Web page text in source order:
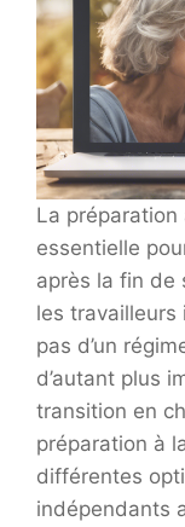
La
essentielle
après la fin de
les
pas d’un
d’autant plus
transition en
préparation à
différentes
indépendants